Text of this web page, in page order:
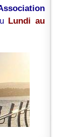
Lundi au